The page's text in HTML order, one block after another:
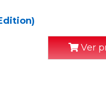
Ver